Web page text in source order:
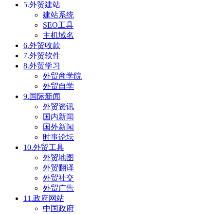
5.外贸建站
建站系统
SEO工具
主机域名
6.外贸收款
7.外贸软件
8.外贸学习
外贸商学院
外贸自学
9.国际新闻
外贸资讯
国内新闻
国外新闻
时事论坛
10.外贸工具
外贸地图
外贸翻译
外贸社交
外贸广告
11.政府网站
中国政府